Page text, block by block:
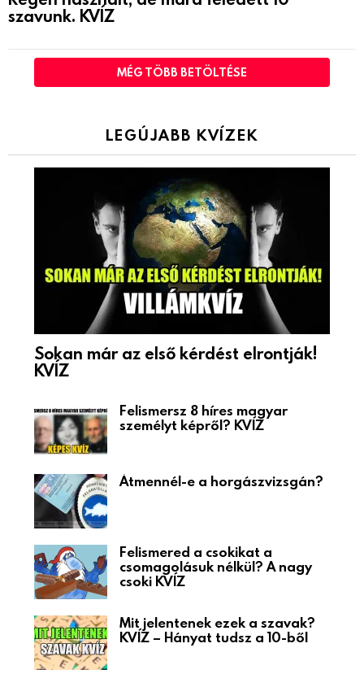
szavunk. KVÍZ
MÉG TÖBB BETÖLTÉSE
LEGÚJABB KVÍZEK
Sokan már az első kérdést elrontják!
KVÍZ
Felismersz 8 híres magyar
személyt képről? KVÍZ
Átmennél-e a horgászvizsgán?
Felismered a csokikat a
csomagolásuk nélkül? A nagy
csoki KVÍZ
Mit jelentenek ezek a szavak?
KVÍZ – Hányat tudsz a 10-ből